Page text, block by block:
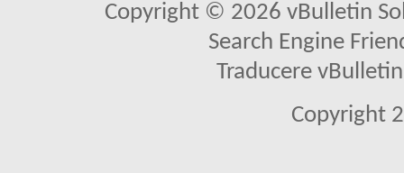
Copyright © 2026 vBulletin
Search Engine
Traducere
Copyright